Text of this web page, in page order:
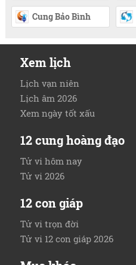
Cung Bảo Bình
Xem lịch
Lịch vạn niên
Lịch âm 2026
Xem ngày tốt xấu
12 cung hoàng đạo
Tử vi hôm nay
Tử vi 2026
12 con giáp
Tử vi trọn đời
Tử vi 12 con giáp 2026